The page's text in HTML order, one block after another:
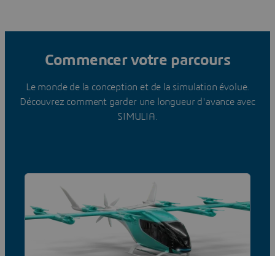
Commencer votre parcours
Le monde de la conception et de la simulation évolue.
Découvrez comment garder une longueur d'avance avec
SIMULIA.